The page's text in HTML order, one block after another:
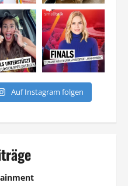
Auf Instagram folgen